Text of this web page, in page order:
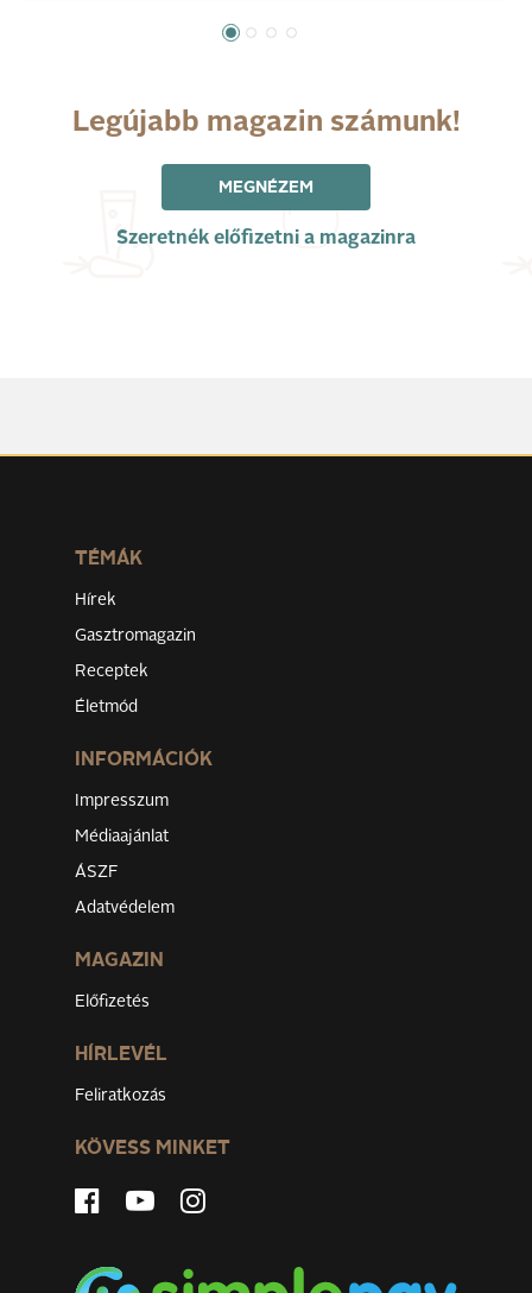
Legújabb magazin számunk!
MEGNÉZEM
Szeretnék előfizetni a magazinra
TÉMÁK
Hírek
Gasztromagazin
Receptek
Életmód
INFORMÁCIÓK
Impresszum
Médiaajánlat
ÁSZF
Adatvédelem
MAGAZIN
Előfizetés
HÍRLEVÉL
Feliratkozás
KÖVESS MINKET